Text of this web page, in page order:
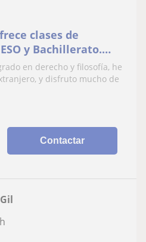
clases de
y Bachillerato.
de la
media de
en derecho y filosofía, he
y disfruto mucho de
Contactar